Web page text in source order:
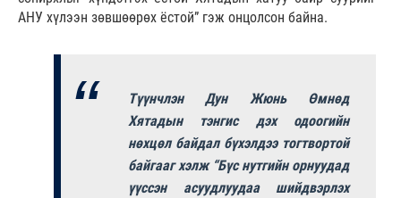
АНУ хүлээн зөвшөөрөх ёстой” гэж онцолсон байна.
Түүнчлэн Дун Жюнь Өмнөд
Хятадын тэнгис дэх одоогийн
нөхцөл байдал бүхэлдээ тогтвортой
байгааг хэлж “Бүс нутгийн орнуудад
үүссэн асуудлуудаа шийдвэрлэх